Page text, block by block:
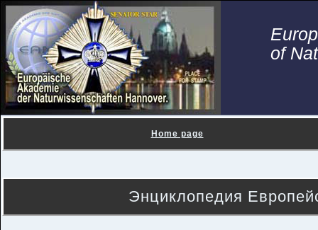
of
Home page
Энциклопедия